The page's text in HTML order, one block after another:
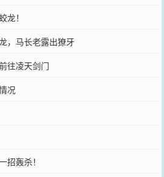
龙！
，马长老露出獠牙
往凌天剑门
况
招轰杀！